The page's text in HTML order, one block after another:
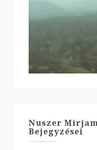
Nuszer
Bejegyzései